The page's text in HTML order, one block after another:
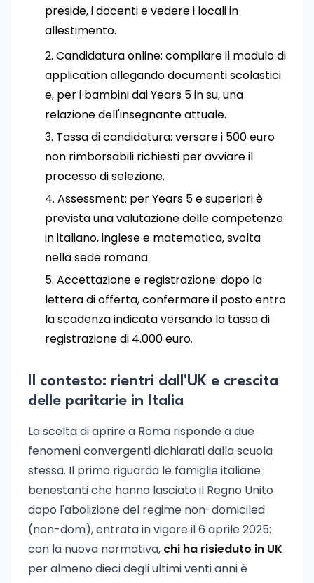
preside, i docenti e vedere i locali in
allestimento.
Candidatura online: compilare il modulo di
application allegando documenti scolastici
e, per i bambini dai Years 5 in su, una
relazione dell'insegnante attuale.
Tassa di candidatura: versare i 500 euro
non rimborsabili richiesti per avviare il
processo di selezione.
Assessment: per Years 5 e superiori è
prevista una valutazione delle competenze
in italiano, inglese e matematica, svolta
nella sede romana.
Accettazione e registrazione: dopo la
lettera di offerta, confermare il posto entro
la scadenza indicata versando la tassa di
registrazione di 4.000 euro.
Il contesto: rientri dall'UK e crescita
delle paritarie in Italia
La scelta di aprire a Roma risponde a due
fenomeni convergenti dichiarati dalla scuola
stessa. Il primo riguarda le famiglie italiane
benestanti che hanno lasciato il Regno Unito
dopo l'abolizione del regime non-domiciled
(non-dom), entrata in vigore il 6 aprile 2025:
con la nuova normativa, chi ha risieduto in UK
per almeno dieci degli ultimi venti anni è